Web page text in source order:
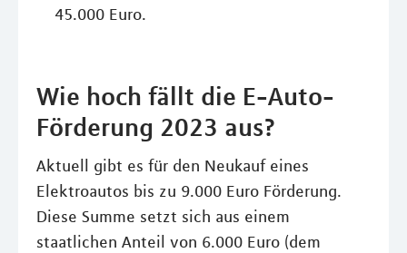
45.000 Euro.
Wie hoch fällt die E-Auto-
Förderung 2023 aus?
Aktuell gibt es für den Neukauf eines
Elektroautos bis zu 9.000 Euro Förderung.
Diese Summe setzt sich aus einem
staatlichen Anteil von 6.000 Euro (dem